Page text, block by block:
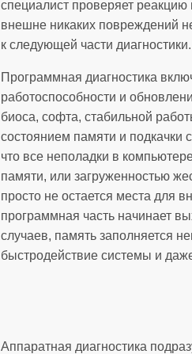
специалист проверяет реакцию
внешне никаких повреждений
к следующей части диагностики.
Программная диагностика
работоспособности и
биоса, софта, стабильной
состоянием памяти и подкачки
что все неполадки в
памяти, или загруженностью
просто не остается места для
программная часть начинает
случаев, память заполняется
быстродействие системы и
Аппаратная диагностика